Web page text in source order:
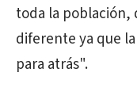
toda la población,
diferente ya que
para atrás".